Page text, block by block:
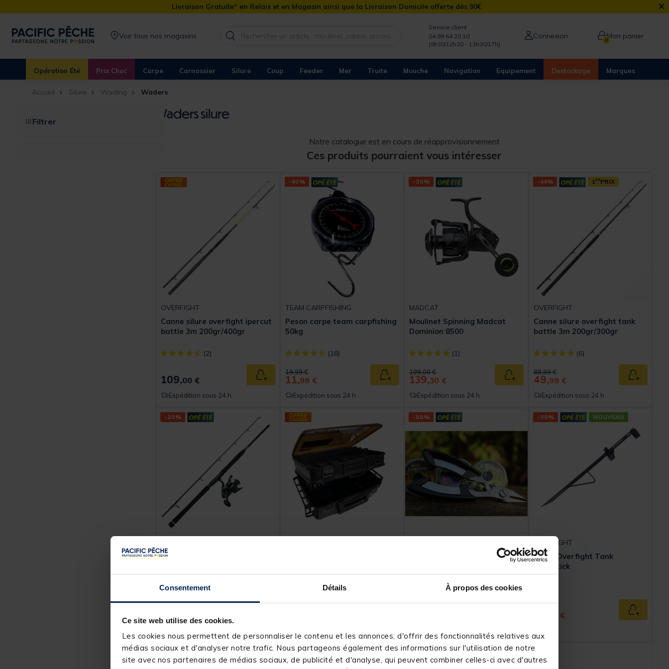
Consentement Détails À propos des cookies
Ce site web utilise des cookies.
Les cookies nous permettent de personnaliser le contenu et les annonces, d'offrir des fonctionnalités relatives aux
médias sociaux et d'analyser notre trafic. Nous partageons également des informations sur l'utilisation de notre
site avec nos partenaires de médias sociaux, de publicité et d'analyse, qui peuvent combiner celles-ci avec d'autres
Livraison Gratuite* en Relais et en Magasin ainsi que la Livraison Domicile offerte dès 90€ ×
Voir tous nos magasins
Service client
04 99 64 20 10
(9h30/12h30 - 13h30/17h)
Connexion 0Mon panier
Opération Été Prix Choc Carpe Carnassier Silure Coup Feeder Mer Truite Mouche Navigation Equipement Destockage Marques
Accueil Silure Wading Waders
Filtrer
Waders silure
Notre catalogue est en cours de réapprovisionnement
Ces produits pourraient vous intéresser
OVERFIGHT
Canne silure overfight ipercut
battle 3m 200gr/400gr
[object Object] out of 5 Customer Rating
(2)
109,00 € Ajouter au panier
Expédition sous 24 h
-40%
TEAM CARPFISHING
Peson carpe team carpfishing
50kg
[object Object] out of 5 Customer Rating
(18)
Price reduced from
19,99 €to
11,99 € Ajouter au panier
Expédition sous 24 h
-30%
MADCAT
Moulinet Spinning Madcat
Dominion 8500
[object Object] out of 5 Customer Rating
(1)
Price reduced from
199,00 €to
139,30 € Ajouter au panier
Expédition sous 24 h
-44% 1ERPRIX
OVERFIGHT
Canne silure overfight tank
battle 3m 200gr/300gr
[object Object] out of 5 Customer Rating
(6)
Price reduced from
89,99 €to
49,99 € Ajouter
Expédition sous 24 h
-20%
Ensemble Silure Canne
100-250g + Moulinet Penn
Wrath II 5000
127, 20 €
[object Object] out of 5 Customer Rating
(13)
-50%
Ciseaux à tresse carpe mack2
Ajouter au panier
-30% NOUVEAU
OVERFIGHT
Pique Overfight Tank
Bankstick
99 € Ajouter
NOUVEAU -20%